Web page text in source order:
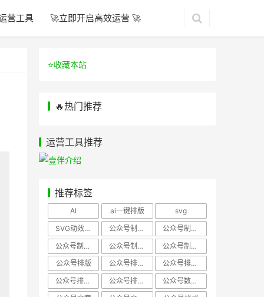
营工具 🚀立即开启高效运营 🚀
⭐️收藏本站
🔥热门推荐
运营工具推荐
推荐标签
AI ai一键排版
svg
SVG动效样式
公众号制作、公众号排版
公众号制作、公众号模板
公众号制作、微信编辑器
公众号制作，公众号排版
公众号制作，公众号排版、微信编辑器
公众号排版
公众号排版，公众号模板
公众号排版，公众号素材
公众号排版，微信编辑器
公众号排版，排版样式
公众号数据分析